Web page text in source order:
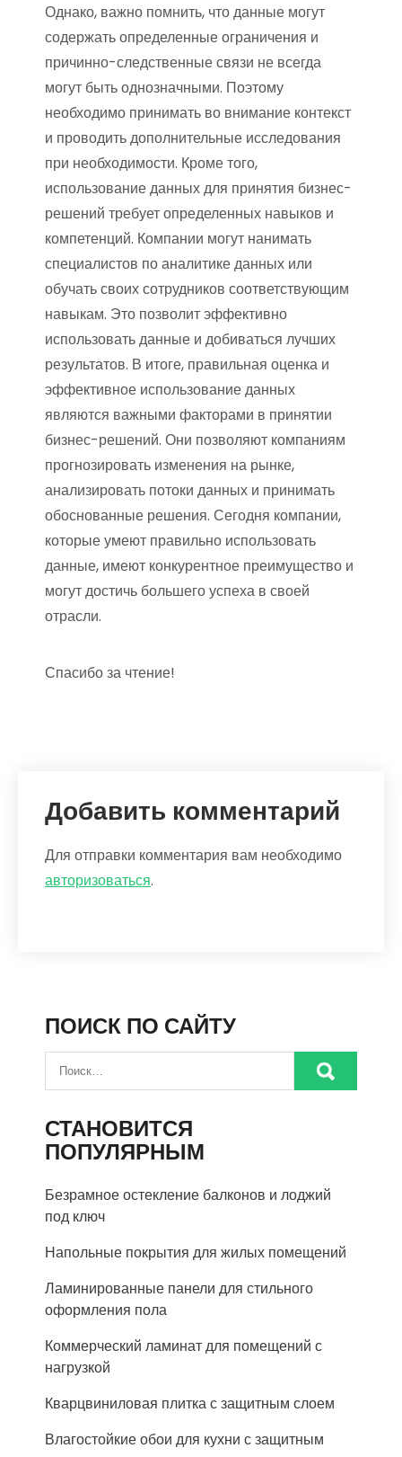
Однако, важно помнить, что данные могут
содержать определенные ограничения и
причинно-следственные связи не всегда
могут быть однозначными. Поэтому
необходимо принимать во внимание контекст
и проводить дополнительные исследования
при необходимости. Кроме того,
использование данных для принятия бизнес-
решений требует определенных навыков и
компетенций. Компании могут нанимать
специалистов по аналитике данных или
обучать своих сотрудников соответствующим
навыкам. Это позволит эффективно
использовать данные и добиваться лучших
результатов. В итоге, правильная оценка и
эффективное использование данных
являются важными факторами в принятии
бизнес-решений. Они позволяют компаниям
прогнозировать изменения на рынке,
анализировать потоки данных и принимать
обоснованные решения. Сегодня компании,
которые умеют правильно использовать
данные, имеют конкурентное преимущество и
могут достичь большего успеха в своей
отрасли.
Спасибо за чтение!
Добавить комментарий
Для отправки комментария вам необходимо
авторизоваться.
ПОИСК ПО САЙТУ
СТАНОВИТСЯ
ПОПУЛЯРНЫМ
Безрамное остекление балконов и лоджий
под ключ
Напольные покрытия для жилых помещений
Ламинированные панели для стильного
оформления пола
Коммерческий ламинат для помещений с
нагрузкой
Кварцвиниловая плитка с защитным слоем
Влагостойкие обои для кухни с защитным